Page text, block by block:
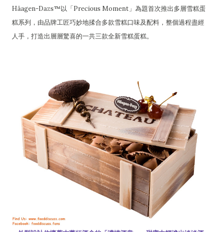
Häagen-Dazs™以「Precious Moment」為題首次推出多層雪糕蛋
糕系列，由品牌工匠巧妙地揉合多款雪糕口味及配料，整個過程盡經
人手，打造出層層驚喜的一共三款全新雪糕蛋糕。